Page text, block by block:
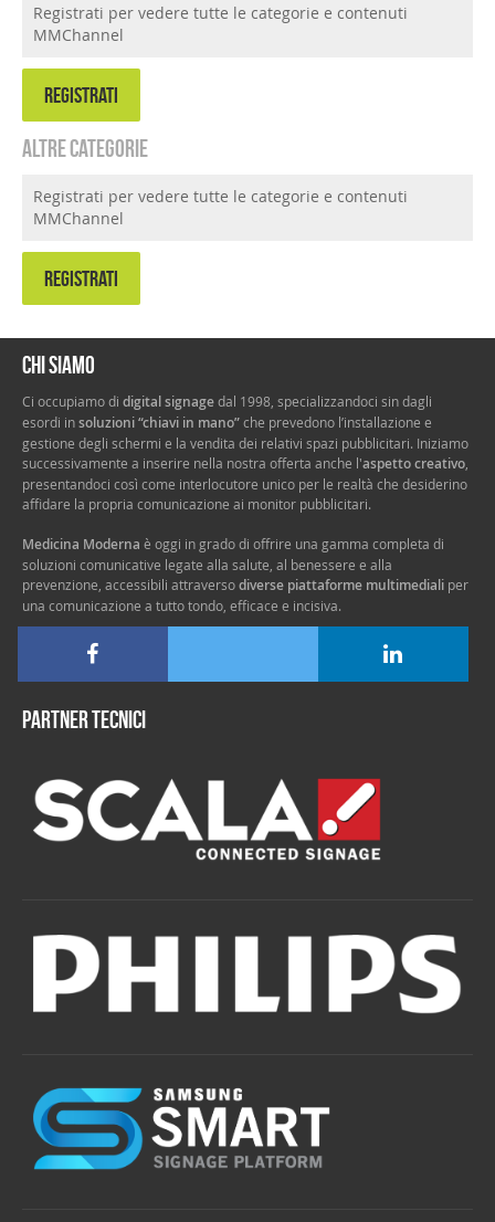
Registrati per vedere tutte le categorie e contenuti
MMChannel
REGISTRATI
Altre categorie
Registrati per vedere tutte le categorie e contenuti
MMChannel
REGISTRATI
Chi siamo
Ci occupiamo di digital signagedal 1998, specializzandoci sin dagli
esordi insoluzioni “chiavi in mano”che prevedono l’installazione e
gestione degli schermi e la vendita dei relativi spazi pubblicitari. Iniziamo
successivamente a inserire nella nostra offerta anche l'aspetto creativo
presentandoci così come interlocutore unico per le realtà che desiderino
affidare la propria comunicazione ai monitor pubblicitari.
Medicina Moderna è oggi in grado di offrire una gamma completa di
soluzioni comunicative legate alla salute, al benessere e alla
prevenzione, accessibili attraversodiverse piattaforme multimediali per
una comunicazione a tutto tondo, efficace e incisiva.
Partner tecnici